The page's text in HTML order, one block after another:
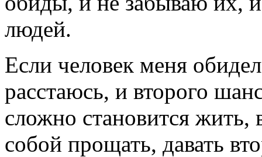
людей.
Если человек меня
расстаюсь, и второго
сложно становится жить,
собой прощать, давать